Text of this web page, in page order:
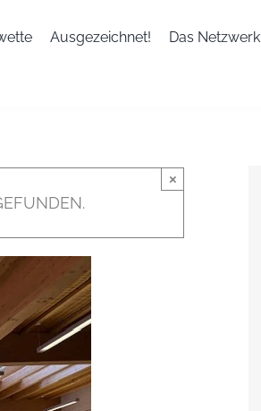
Ausgezeichnet! Das Netzwerk
×